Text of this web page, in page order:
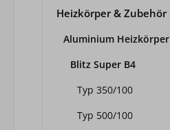
Heizkörper & Zubehör
Aluminium Heizkörper
Blitz Super B4
Typ 350/100
Typ 500/100